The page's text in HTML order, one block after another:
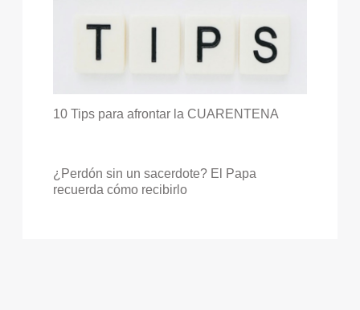
10 Tips para afrontar la CUARENTENA
¿Perdón sin un sacerdote? El Papa
recuerda cómo recibirlo